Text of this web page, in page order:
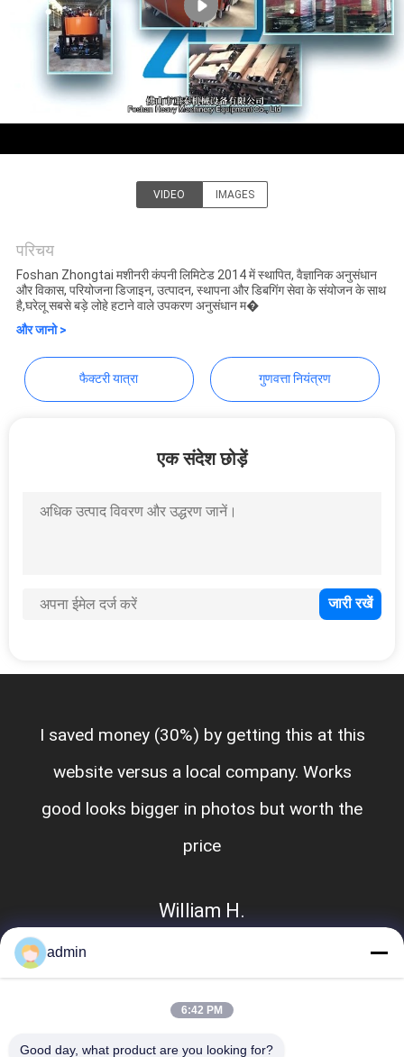
समाचार
PRIVACY
POLICY
VIDEO IMAGES
परिचय
Foshan Zhongtai मशीनरी कंपनी लिमिटेड 2014 में स्थापित, वैज्ञानिक अनुसंधान
और विकास, परियोजना डिजाइन, उत्पादन, स्थापना और डिबगिंग सेवा के संयोजन के साथ
है,घरेलू सबसे बड़े लोहे हटाने वाले उपकरण अनुसंधान म�
और जानो >
फैक्टरी यात्रा गुणवत्ता नियंत्रण
एक संदेश छोड़ें
I saved money (30%) by getting this at this
website versus a local company. Works
good looks bigger in photos but worth the
price
William H.
admin
6:42 PM
Good day, what product are you looking for?